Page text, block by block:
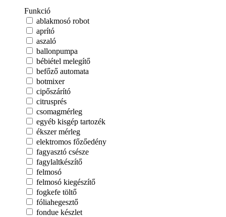
Funkció
ablakmosó robot
aprító
aszaló
ballonpumpa
bébiétel melegítő
befőző automata
botmixer
cipőszárító
citrusprés
csomagmérleg
egyéb kisgép tartozék
ékszer mérleg
elektromos főzőedény
fagyasztó csésze
fagylaltkészítő
felmosó
felmosó kiegészítő
fogkefe töltő
fóliahegesztő
fondue készlet